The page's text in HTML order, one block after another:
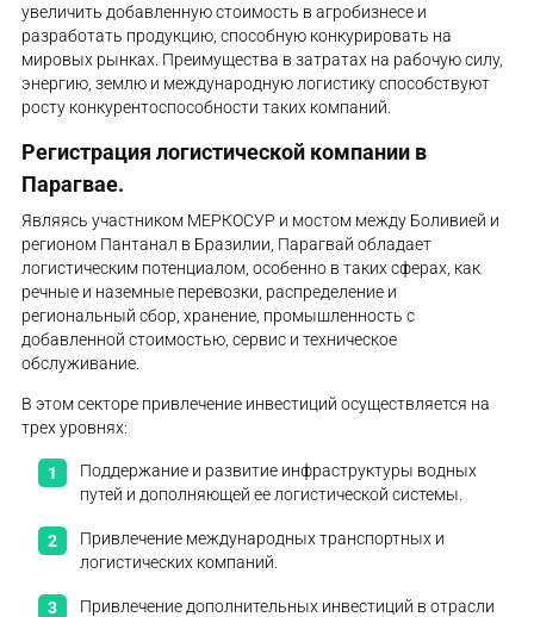
увеличить добавленную стоимость в агробизнесе и
разработать продукцию, способную конкурировать на
мировых рынках. Преимущества в затратах на рабочую силу,
энергию, землю и международную логистику способствуют
росту конкурентоспособности таких компаний.
Регистрация логистической компании в
Парагвае.
Являясь участником МЕРКОСУР и мостом между Боливией и
регионом Пантанал в Бразилии, Парагвай обладает
логистическим потенциалом, особенно в таких сферах, как
речные и наземные перевозки, распределение и
региональный сбор, хранение, промышленность с
добавленной стоимостью, сервис и техническое
обслуживание.
В этом секторе привлечение инвестиций осуществляется на
трех уровнях:
Поддержание и развитие инфраструктуры водных
путей и дополняющей ее логистической системы.
Привлечение международных транспортных и
логистических компаний.
Привлечение дополнительных инвестиций в отрасли